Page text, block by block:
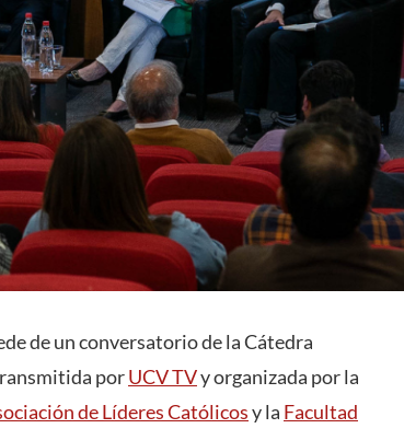
de un conversatorio de la Cátedra
porUCV TVy organizada por la
de Líderes Católicosy la Facultad